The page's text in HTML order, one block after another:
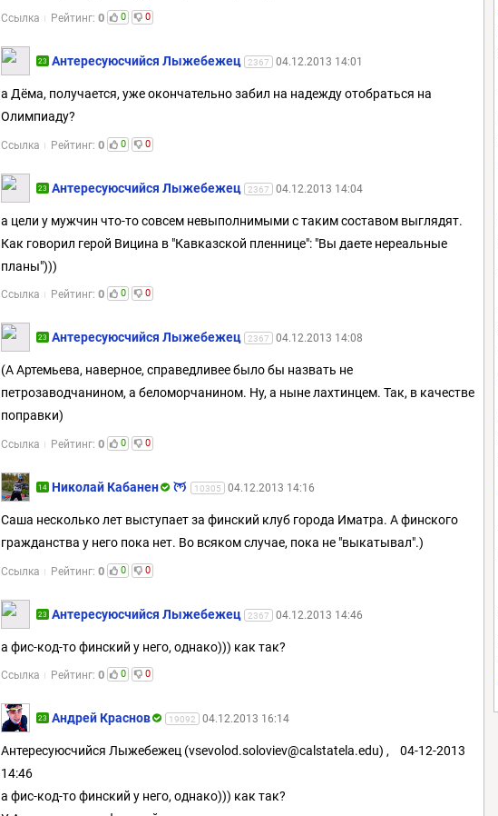
Ссылка Рейтинг: 0 0 0
23 Aнтересуюсчийся Лыжебежeц 2367 04.12.2013 14:01
а Дёма, получается, уже окончательно забил на надежду отобраться на
Олимпиаду?
Ссылка Рейтинг: 0 0 0
23 Aнтересуюсчийся Лыжебежeц 2367 04.12.2013 14:04
а цели у мужчин что-то совсем невыполнимыми с таким составом выглядят.
Как говорил герой Вицина в "Кавказской пленнице": "Вы даете нереальные
планы")))
Ссылка Рейтинг: 0 0 0
23 Aнтересуюсчийся Лыжебежeц 2367 04.12.2013 14:08
(А Артемьева, наверное, справедливее было бы назвать не
петрозаводчанином, а беломорчанином. Ну, а ныне лахтинцем. Так, в качестве
поправки)
Ссылка Рейтинг: 0 0 0
14 Николай Кабанен 10305 04.12.2013 14:16
Саша несколько лет выступает за финский клуб города Иматра. А финского
гражданства у него пока нет. Во всяком случае, пока не "выкатывал".)
Ссылка Рейтинг: 0 0 0
23 Aнтересуюсчийся Лыжебежeц 2367 04.12.2013 14:46
а фис-код-то финский у него, однако))) как так?
Ссылка Рейтинг: 0 0 0
23 Андрей Краснов 19092 04.12.2013 16:14
Aнтересуюсчийся Лыжебежeц (vsevolod.soloviev@calstatela.edu) , 04-12-2013
14:46
а фис-код-то финский у него, однако))) как так?